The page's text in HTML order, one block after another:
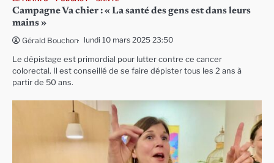
Campagne Va chier : « La santé des gens est dans leurs
mains »
Gérald Bouchon lundi 10 mars 2025 23:50
Le dépistage est primordial pour lutter contre ce cancer
colorectal. Il est conseillé de se faire dépister tous les 2 ans à
partir de 50 ans.